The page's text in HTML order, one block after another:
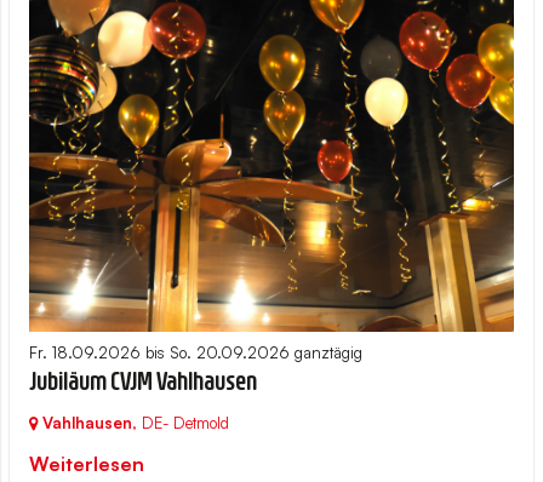
Fr. 18.09.2026 bis So. 20.09.2026 ganztägig
Jubiläum CVJM Vahlhausen
Vahlhausen, DE- Detmold
Weiterlesen